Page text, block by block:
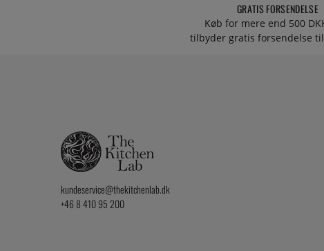
GRATIS FORSENDELSE
Køb for mere end 500
tilbyder gratis forsendelse
kundeservice@thekitchenlab.dk
+46 8 410 95 200